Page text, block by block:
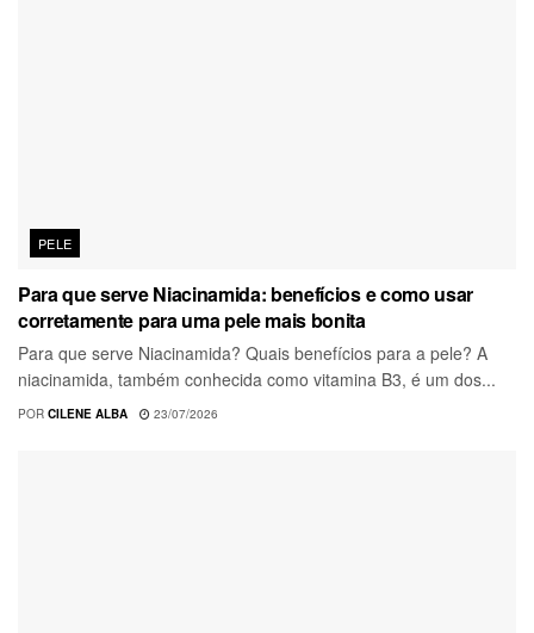
PELE
Para que serve Niacinamida: benefícios e como usar
corretamente para uma pele mais bonita
Para que serve Niacinamida? Quais benefícios para a pele? A
niacinamida, também conhecida como vitamina B3, é um dos...
POR CILENE ALBA 23/07/2026